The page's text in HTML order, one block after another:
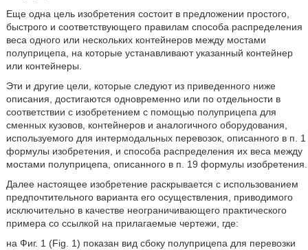
Еще одна цель изобретения состоит в предложении простого,
быстрого и соответствующего правилам способа распределения
веса одного или нескольких контейнеров между мостами
полуприцепа, на которые устанавливают указанный контейнер
или контейнеры.
Эти и другие цели, которые следуют из приведенного ниже
описания, достигаются одновременно или по отдельности в
соответствии с изобретением с помощью полуприцепа для
сменных кузовов, контейнеров и аналогичного оборудования,
используемого для интермодальных перевозок, описанного в п. 1
формулы изобретения, и способа распределения их веса между
мостами полуприцепа, описанного в п. 19 формулы изобретения.
Далее настоящее изобретение раскрывается с использованием
предпочтительного варианта его осуществления, приводимого
исключительно в качестве неограничивающего практического
примера со ссылкой на прилагаемые чертежи, где:
на Фиг. 1 (Fig. 1) показан вид сбоку полуприцепа для перевозки